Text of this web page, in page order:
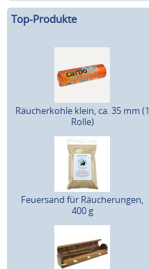
Top-Produkte
Räucherkohle klein, ca. 35 mm (1
Rolle)
Feuersand für Räucherungen,
400 g